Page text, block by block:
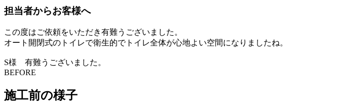
担当者からお客様へ
この度はご依頼をいただき有難うございました。
オート開閉式のトイレで衛生的でトイレ全体が心地よい空間になりましたね。
S様 有難うございました。
BEFORE
施工前の様子